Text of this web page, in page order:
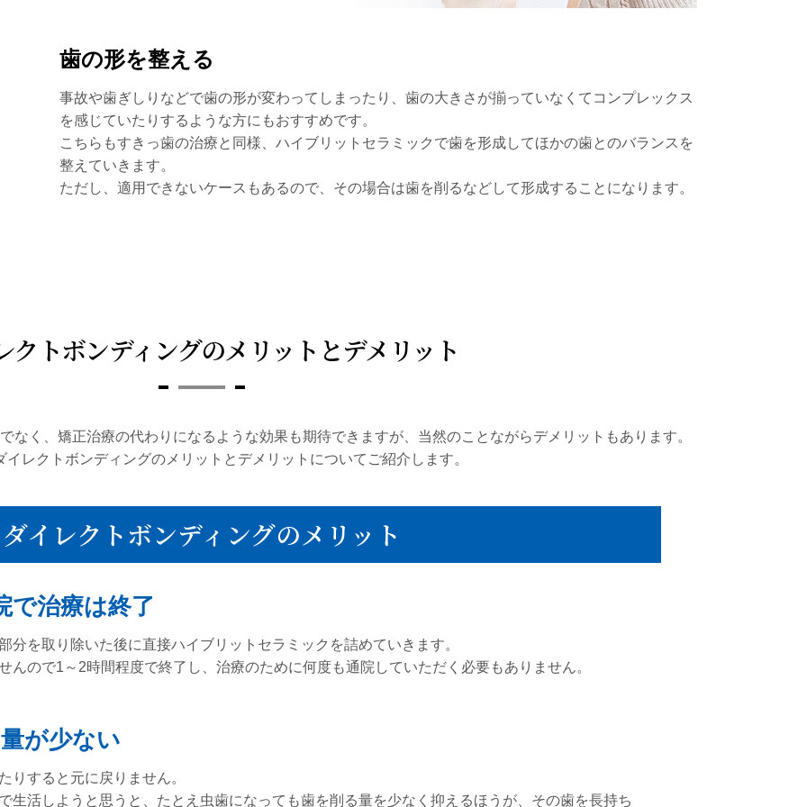
歯の形を整える
事故や歯ぎしりなどで歯の形が変わってしまったり、歯の大きさが揃っていなくてコンプレックス
を感じていたりするような方にもおすすめです。
こちらもすきっ歯の治療と同様、ハイブリットセラミックで歯を形成してほかの歯とのバランスを
整えていきます。
ただし、適用できないケースもあるので、その場合は歯を削るなどして形成することになります。
クトボンディングのメリット とデメリット
なく、矯正治療の代わりになるような効果も期待できますが、当然のことながらデメリットもあります。
イレクトボンディングのメリットとデメリットについてご紹介します。
ダイレクトボンディングのメリット
で治療は終了
分を取り除いた後に直接ハイブリットセラミックを詰めていきます。
んので1～2時間程度で終了し、治療のために何度も通院していただく必要もありません。
が少ない
りすると元に戻りません。
生活しようと思うと、たとえ虫歯になっても歯を削る量を少なく抑えるほうが、その歯を長持ち